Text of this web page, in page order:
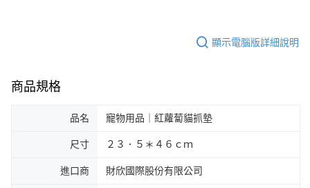
顯示電腦版詳細說明
商品規格
品名 寵物用品｜紅蘿蔔貓抓墊
尺寸 ２３．５＊４６ｃｍ
進口商 財欣國際股份有限公司